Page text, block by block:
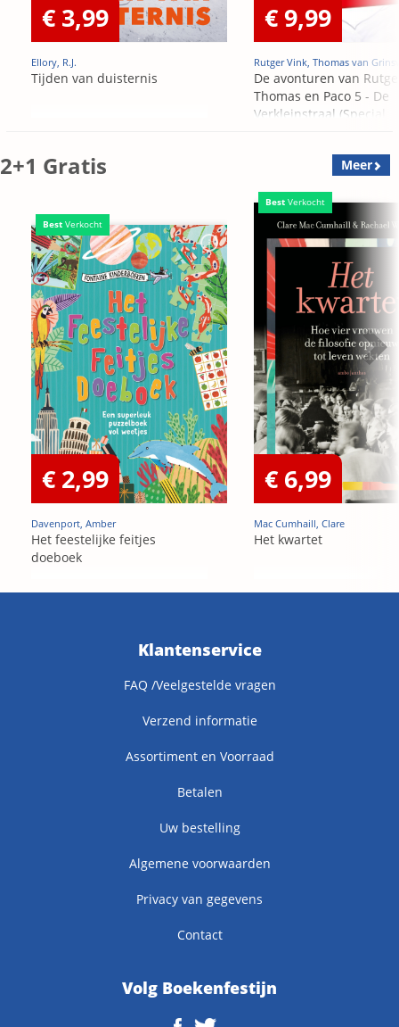
€ 3,99
Ellory, R.J.
Tijden van duisternis
€ 9,99
Rutger Vink, Thomas van
De avonturen van
Thomas en Paco 5 - De
Verkleinstraal (Special
2+1 Gratis Meer
Best Verkocht
€ 2,99
Davenport, Amber
Het feestelijke feitjes
doeboek
Best Verkocht
€ 6,99
Mac Cumhaill, Clare
Het kwartet
Klantenservice
FAQ /Veelgestelde vragen
Verzend informatie
Assortiment en Voorraad
Betalen
Uw bestelling
Algemene voorwaarden
Privacy van gegevens
Contact
Volg Boekenfestijn